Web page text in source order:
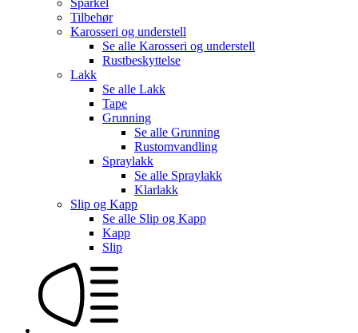
Tilbehør
Karosseri og understell
Se alle Karosseri og understell
Rustbeskyttelse
Lakk
Se alle Lakk
Tape
Grunning
Se alle Grunning
Rustomvandling
Spraylakk
Se alle Spraylakk
Klarlakk
Slip og Kapp
Se alle Slip og Kapp
Kapp
Slip